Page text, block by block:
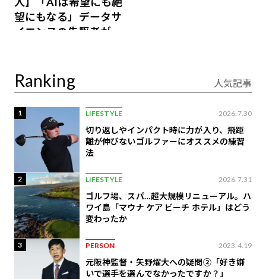
望にもなる」データサ
イエンスの先駆者が語
Ranking 人気記事
1 LIFESTYLE 2026.7.30
切り返しやインパクト時に力が入り、飛距
離が伸びないゴルファーにオススメの練習
法
2 LIFESTYLE 2026.7.31
ゴルフ場、スパ…超大規模リニューアル。ハ
ワイ島「マウナ ケア ビーチ ホテル」はどう
変わったか
3 PERSON 2023.4.19
元阪神監督・矢野燿大への疑問②「好き嫌
いで選手を選んでなかったですか？」